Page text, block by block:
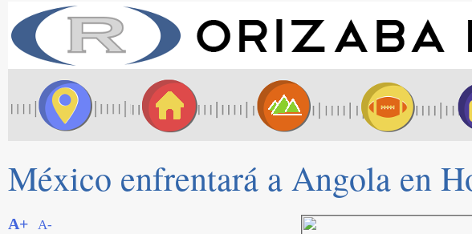
México enfrentará a Angola en
A+
A-